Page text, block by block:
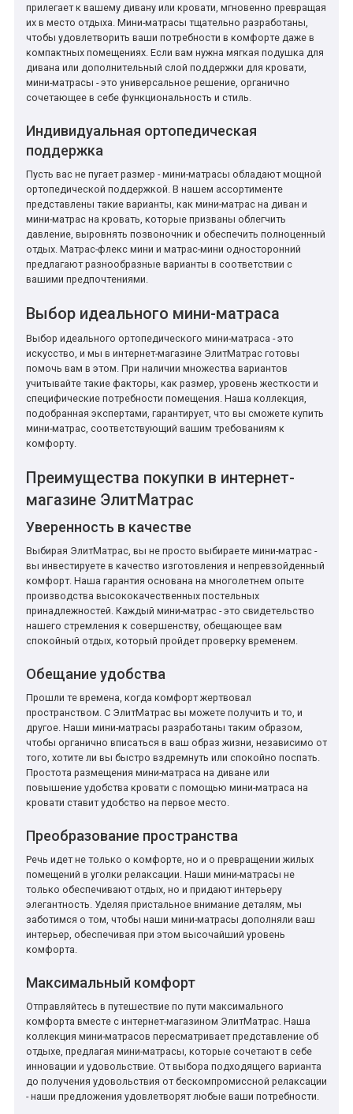
прилегает к вашему дивану или кровати, мгновенно превращая
их в место отдыха. Мини-матрасы тщательно разработаны,
чтобы удовлетворить ваши потребности в комфорте даже в
компактных помещениях. Если вам нужна мягкая подушка для
дивана или дополнительный слой поддержки для кровати,
мини-матрасы - это универсальное решение, органично
сочетающее в себе функциональность и стиль.
Индивидуальная ортопедическая
поддержка
Пусть вас не пугает размер - мини-матрасы обладают мощной
ортопедической поддержкой. В нашем ассортименте
представлены такие варианты, как мини-матрас на диван и
мини-матрас на кровать, которые призваны облегчить
давление, выровнять позвоночник и обеспечить полноценный
отдых. Матрас-флекс мини и матрас-мини односторонний
предлагают разнообразные варианты в соответствии с
вашими предпочтениями.
Выбор идеального мини-матраса
Выбор идеального ортопедического мини-матраса - это
искусство, и мы в интернет-магазине ЭлитМатрас готовы
помочь вам в этом. При наличии множества вариантов
учитывайте такие факторы, как размер, уровень жесткости и
специфические потребности помещения. Наша коллекция,
подобранная экспертами, гарантирует, что вы сможете купить
мини-матрас, соответствующий вашим требованиям к
комфорту.
Преимущества покупки в интернет-
магазине ЭлитМатрас
Уверенность в качестве
Выбирая ЭлитМатрас, вы не просто выбираете мини-матрас -
вы инвестируете в качество изготовления и непревзойденный
комфорт. Наша гарантия основана на многолетнем опыте
производства высококачественных постельных
принадлежностей. Каждый мини-матрас - это свидетельство
нашего стремления к совершенству, обещающее вам
спокойный отдых, который пройдет проверку временем.
Обещание удобства
Прошли те времена, когда комфорт жертвовал
пространством. С ЭлитМатрас вы можете получить и то, и
другое. Наши мини-матрасы разработаны таким образом,
чтобы органично вписаться в ваш образ жизни, независимо от
того, хотите ли вы быстро вздремнуть или спокойно поспать.
Простота размещения мини-матраса на диване или
повышение удобства кровати с помощью мини-матраса на
кровати ставит удобство на первое место.
Преобразование пространства
Речь идет не только о комфорте, но и о превращении жилых
помещений в уголки релаксации. Наши мини-матрасы не
только обеспечивают отдых, но и придают интерьеру
элегантность. Уделяя пристальное внимание деталям, мы
заботимся о том, чтобы наши мини-матрасы дополняли ваш
интерьер, обеспечивая при этом высочайший уровень
комфорта.
Максимальный комфорт
Отправляйтесь в путешествие по пути максимального
комфорта вместе с интернет-магазином ЭлитМатрас. Наша
коллекция мини-матрасов пересматривает представление об
отдыхе, предлагая мини-матрасы, которые сочетают в себе
инновации и удовольствие. От выбора подходящего варианта
до получения удовольствия от бескомпромиссной релаксации
- наши предложения удовлетворят любые ваши потребности.